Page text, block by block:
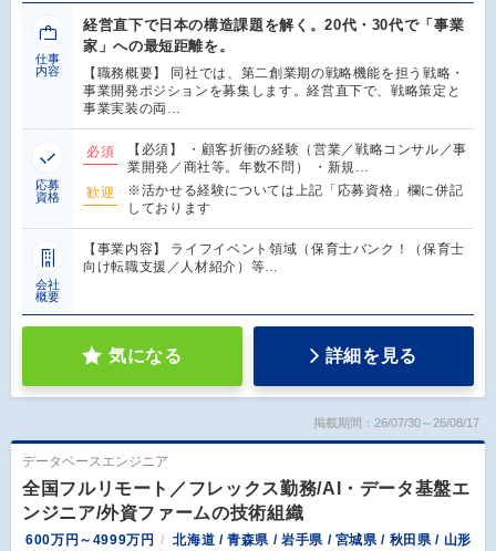
仕事
内容
経営直下で日本の構造課題を解く。20代・30代で「事業
家」への最短距離を。
【職務概要】 同社では、第二創業期の戦略機能を担う戦略・
事業開発ポジションを募集します。経営直下で、戦略策定と
事業実装の両…
応募
資格
必須
【必須】 ・顧客折衝の経験（営業／戦略コンサル／事
業開発／商社等。年数不問） ・新規…
歓迎
※活かせる経験については上記「応募資格」欄に併記
しております
会社
概要
【事業内容】 ライフイベント領域（保育士バンク！（保育士
向け転職支援／人材紹介）等…
気になる 詳細を見る
掲載期間：26/07/30～26/08/17
データベースエンジニア
全国フルリモート／フレックス勤務/AI・データ基盤エ
ンジニア/外資ファームの技術組織
600万円～4999万円
北海道 / 青森県 / 岩手県 / 宮城県 / 秋田県 / 山形